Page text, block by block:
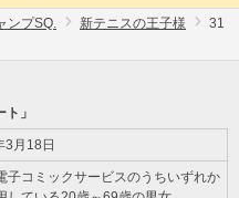
ンプSQ. 新テニスの王子様
31
」
3月18日
子コミックサービスのうちいずれか